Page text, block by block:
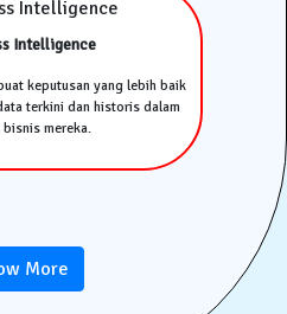
Intelligence
keputusan yang lebih baik
terkini dan historis dalam
bisnis mereka.
More